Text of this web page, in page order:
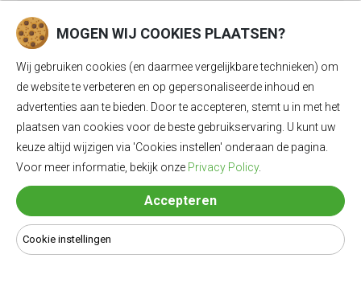
Hoogte
1890 mm
Trekgewicht geremd
Trekgewicht ongeremd
MOGEN WIJ COOKIES PLAATSEN?
Wij gebruiken cookies (en daarmee vergelijkbare technieken) om
de website te verbeteren en op gepersonaliseerde inhoud en
advertenties aan te bieden. Door te accepteren, stemt u in met het
plaatsen van cookies voor de beste gebruikservaring. U kunt uw
keuze altijd wijzigen via 'Cookies instellen' onderaan de pagina.
Voor meer informatie, bekijk onze Privacy Policy.
Accepteren
Cookie instellingen